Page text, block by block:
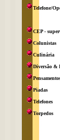
Telefone/
CEP -
Colunistas
Culinária
Diversão &
Piadas
Telefones
Torpedos